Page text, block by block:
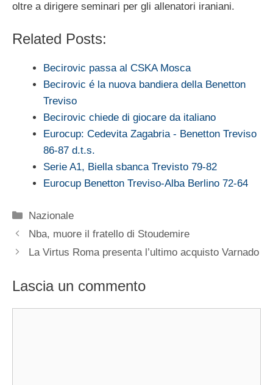
oltre a dirigere seminari per gli allenatori iraniani.
Related Posts:
Becirovic passa al CSKA Mosca
Becirovic é la nuova bandiera della Benetton
Treviso
Becirovic chiede di giocare da italiano
Eurocup: Cedevita Zagabria - Benetton Treviso
86-87 d.t.s.
Serie A1, Biella sbanca Trevisto 79-82
Eurocup Benetton Treviso-Alba Berlino 72-64
Categorie
Nazionale
Nba, muore il fratello di Stoudemire
La Virtus Roma presenta l’ultimo acquisto Varnado
Lascia un commento